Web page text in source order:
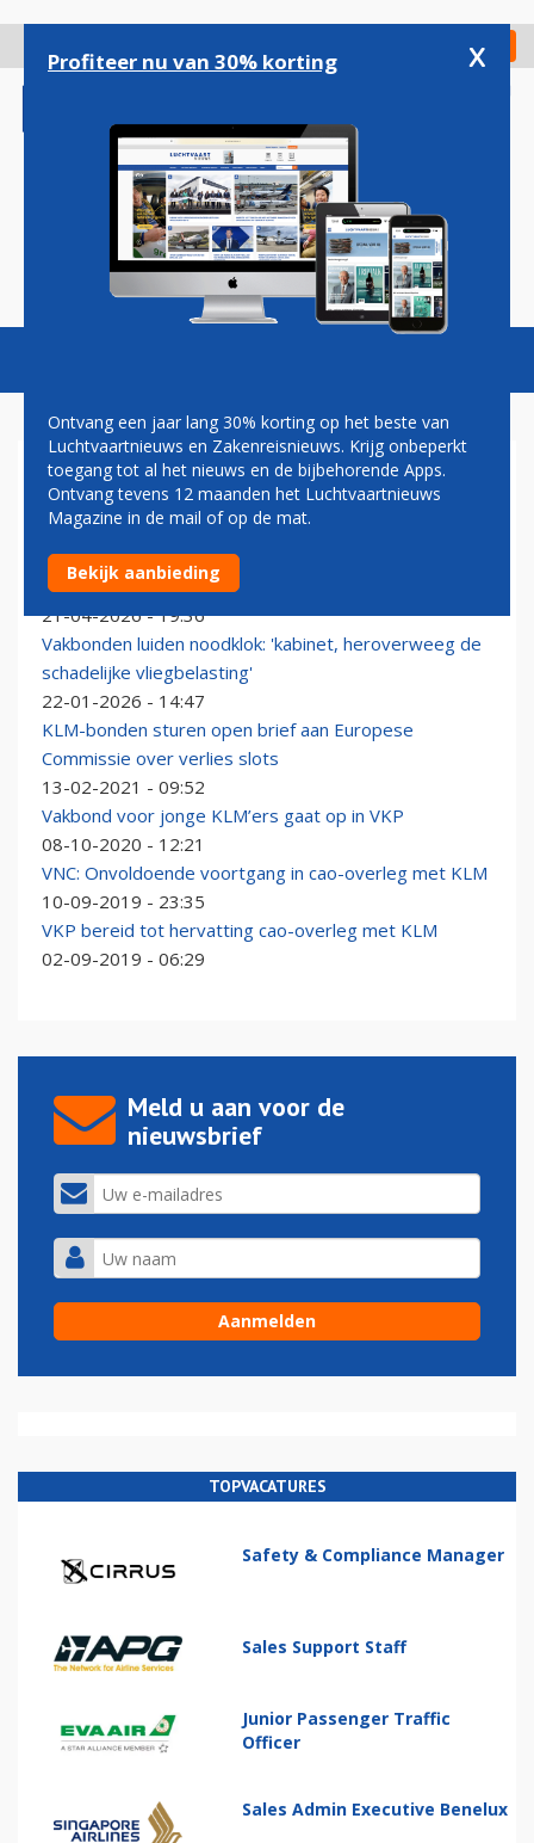
gaan
Check in
Magazine Podcasts Vacatures
VKP
Vakbonden waarschuwen Kamer met boardingpass
voor hogere vliegbelasting
21-04-2026 - 19:36
Vakbonden luiden noodklok: 'kabinet, heroverweeg de
schadelijke vliegbelasting'
22-01-2026 - 14:47
KLM-bonden sturen open brief aan Europese
Commissie over verlies slots
13-02-2021 - 09:52
Vakbond voor jonge KLM’ers gaat op in VKP
08-10-2020 - 12:21
VNC: Onvoldoende voortgang in cao-overleg met KLM
10-09-2019 - 23:35
VKP bereid tot hervatting cao-overleg met KLM
02-09-2019 - 06:29
Meld u aan voor de
nieuwsbrief
TOPVACATURES
Safety & Compliance Manager
Sales Support Staff
Junior Passenger Traffic
Officer
Sales Admin Executive Benelux
Profiteer nu van 30% korting x
Ontvang een jaar lang 30% korting op het beste van
Luchtvaartnieuws en Zakenreisnieuws. Krijg onbeperkt
toegang tot al het nieuws en de bijbehorende Apps.
Ontvang tevens 12 maanden het Luchtvaartnieuws
Magazine in de mail of op de mat.
Bekijk aanbieding